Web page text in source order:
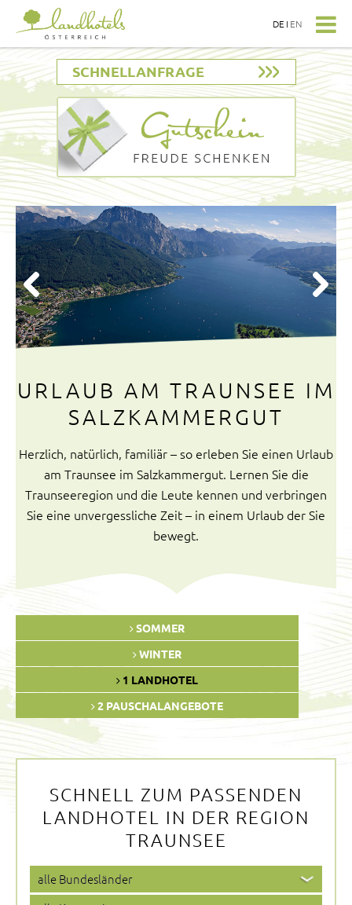
SCHNELLANFRAGE
URLAUB AM TRAUNSEE IM
SALZKAMMERGUT
Herzlich, natürlich, familiär – so erleben Sie einen Urlaub
am Traunsee im Salzkammergut. Lernen Sie die
Traunseeregion und die Leute kennen und verbringen
Sie eine unvergessliche Zeit – in einem Urlaub der Sie
bewegt.
SOMMER
WINTER
1 LANDHOTEL
2 PAUSCHALANGEBOTE
SCHNELL ZUM PASSENDEN
LANDHOTEL IN DER REGION
TRAUNSEE
DE I EN